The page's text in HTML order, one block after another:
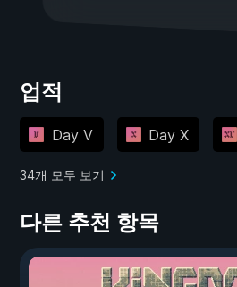
업적
Day V Day X
34개 모두 보기
다른 추천 항목